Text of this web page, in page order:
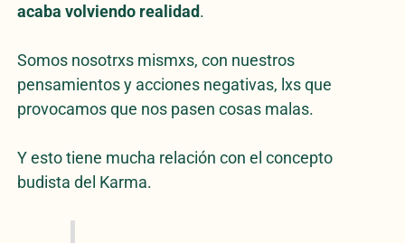
acaba volviendo realidad.
Somos nosotrxs mismxs, con nuestros
pensamientos y acciones negativas, lxs que
provocamos que nos pasen cosas malas.
Y esto tiene mucha relación con el concepto
budista del Karma.